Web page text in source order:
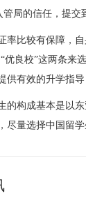
管局的信任，提
比较有保障，自
优良校”这两条来
供有效的升学指
构成基本是以东
尽量选择中国留